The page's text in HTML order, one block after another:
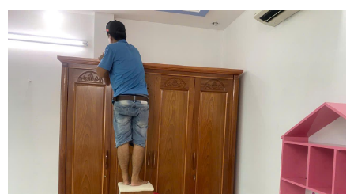
tủ phức tạp này trở thành một thử thách kỹ thuật vô cùng hóc búa
đối với các gia chủ. Chuyển nhà Khôi Nguyên mang đến dịch vụ
tháo ráp giường tủ cồng kềnh và giường tầng trẻ em chuyên nghiệp
tại Củ Chi, giúp giải phóng hoàn toàn nỗi lo lắng cho gia đình bạn
trong ngày dời tổ ấm. Quý khách hàng cần khảo sát khối lượng đồ
đạc và nhận bảng báo giá tốt nhất hãy gọi ngay hotline hỗ trợ liên
tục 24 trên 7 qua số 0913 371 378 hoặc 0972 366 628 để nhận
phản hồi siêu tốc từ đội ngũ Khôi Nguyên.